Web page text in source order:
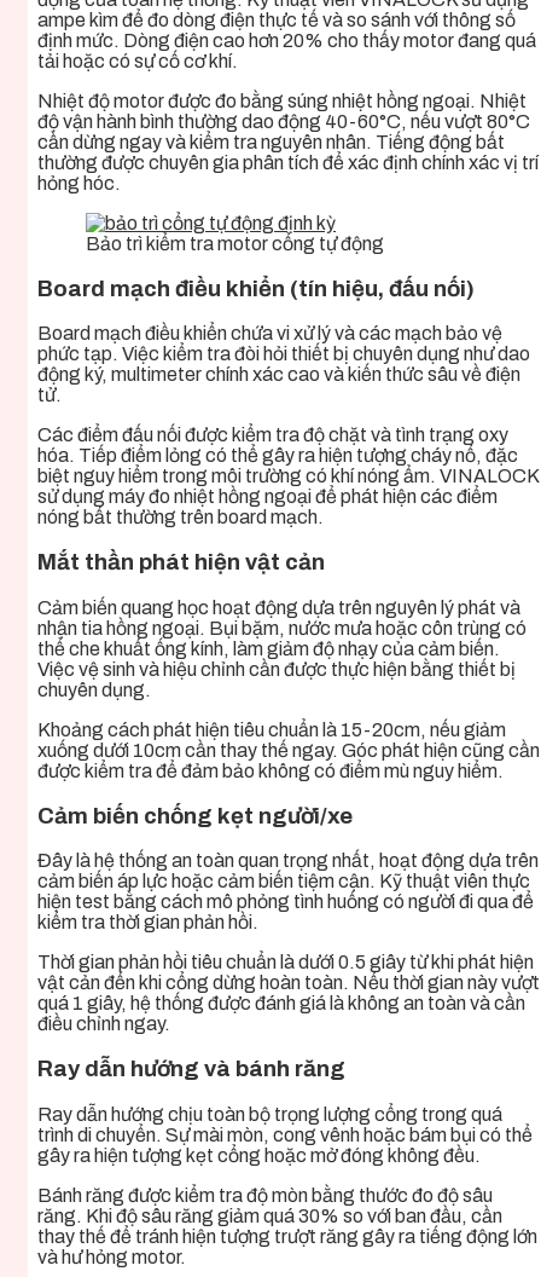
ampe kìm để đo dòng điện thực tế và so sánh với thông số
định mức. Dòng điện cao hơn 20% cho thấy motor đang quá
tải hoặc có sự cố cơ khí.
Nhiệt độ motor được đo bằng súng nhiệt hồng ngoại. Nhiệt
độ vận hành bình thường dao động 40-60°C, nếu vượt 80°C
cần dừng ngay và kiểm tra nguyên nhân. Tiếng động bất
thường được chuyên gia phân tích để xác định chính xác vị trí
hỏng hóc.
Bảo trì kiểm tra motor cổng tự động
Board mạch điều khiển (tín hiệu, đấu nối)
Board mạch điều khiển chứa vi xử lý và các mạch bảo vệ
phức tạp. Việc kiểm tra đòi hỏi thiết bị chuyên dụng như dao
động ký, multimeter chính xác cao và kiến thức sâu về điện
tử.
Các điểm đấu nối được kiểm tra độ chặt và tình trạng oxy
hóa. Tiếp điểm lỏng có thể gây ra hiện tượng cháy nổ, đặc
biệt nguy hiểm trong môi trường có khí nóng ẩm. VINALOCK
sử dụng máy đo nhiệt hồng ngoại để phát hiện các điểm
nóng bất thường trên board mạch.
Mắt thần phát hiện vật cản
Cảm biến quang học hoạt động dựa trên nguyên lý phát và
nhận tia hồng ngoại. Bụi bặm, nước mưa hoặc côn trùng có
thể che khuất ống kính, làm giảm độ nhạy của cảm biến.
Việc vệ sinh và hiệu chỉnh cần được thực hiện bằng thiết bị
chuyên dụng.
Khoảng cách phát hiện tiêu chuẩn là 15-20cm, nếu giảm
xuống dưới 10cm cần thay thế ngay. Góc phát hiện cũng cần
được kiểm tra để đảm bảo không có điểm mù nguy hiểm.
Cảm biến chống kẹt người/xe
Đây là hệ thống an toàn quan trọng nhất, hoạt động dựa trên
cảm biến áp lực hoặc cảm biến tiệm cận. Kỹ thuật viên thực
hiện test bằng cách mô phỏng tình huống có người đi qua để
kiểm tra thời gian phản hồi.
Thời gian phản hồi tiêu chuẩn là dưới 0.5 giây từ khi phát hiện
vật cản đến khi cổng dừng hoàn toàn. Nếu thời gian này vượt
quá 1 giây, hệ thống được đánh giá là không an toàn và cần
điều chỉnh ngay.
Ray dẫn hướng và bánh răng
Ray dẫn hướng chịu toàn bộ trọng lượng cổng trong quá
trình di chuyển. Sự mài mòn, cong vênh hoặc bám bụi có thể
gây ra hiện tượng kẹt cổng hoặc mở đóng không đều.
Bánh răng được kiểm tra độ mòn bằng thước đo độ sâu
răng. Khi độ sâu răng giảm quá 30% so với ban đầu, cần
thay thế để tránh hiện tượng trượt răng gây ra tiếng động lớn
và hư hỏng motor.